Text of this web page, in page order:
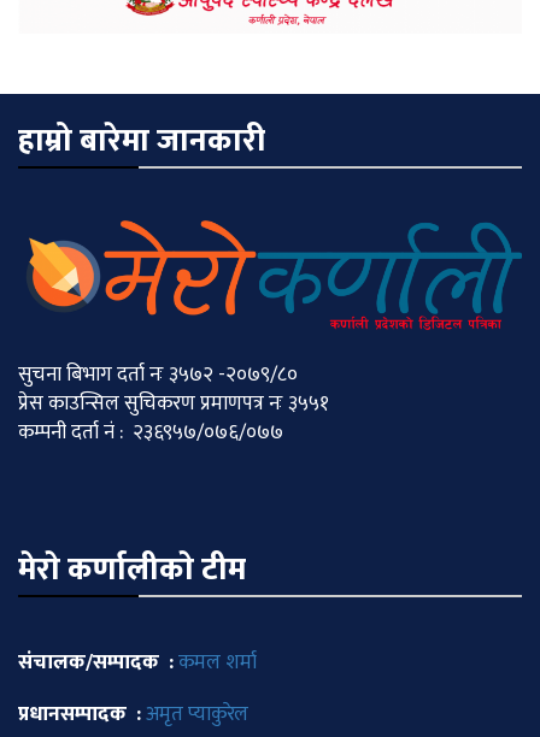
हाम्रो बारेमा जानकारी
सुचना बिभाग दर्ता नः ३५७२ -२०७९/८०
प्रेस काउन्सिल सुचिकरण प्रमाणपत्र नः ३५५१
कम्पनी दर्ता नं : २३६९५७/०७६/०७७
मेराे कर्णालीकाे टीम
संचालक/सम्पादक :कमल शर्मा
प्रधानसम्पादक :अमृत प्याकुरेल